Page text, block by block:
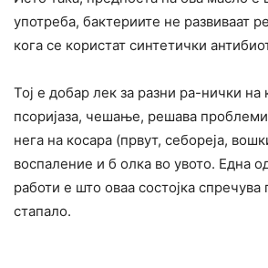
употреба, бактериите не развиваат
кога се користат синтетички
Тој е добар лек за разни ра-нички на
псоријаза, чешање, решава
нега на косара (првут, себореја,
воспаление и б олка во увото. Една
работи е што оваа состојка спречува
стапало.